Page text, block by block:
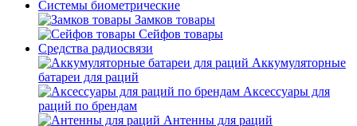
Системы биометрические
Замков товары
Сейфов товары
Средства радиосвязи
Аккумуляторные
батареи для раций
Аксессуары для
раций по брендам
Антенны для раций